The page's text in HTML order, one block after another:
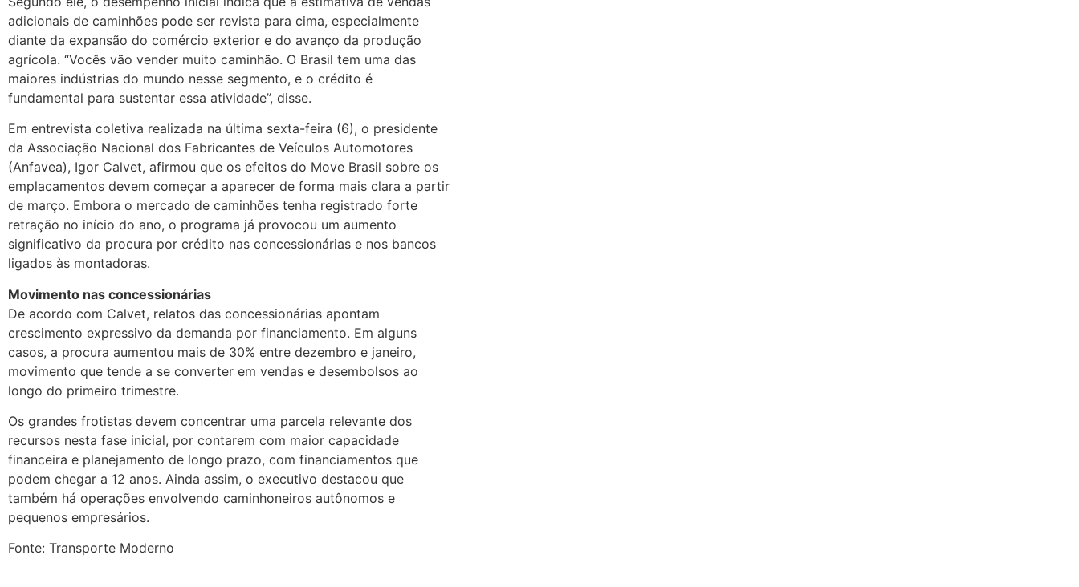
adicionais de caminhões pode ser revista para cima, especialmente
diante da expansão do comércio exterior e do avanço da produção
agrícola. “Vocês vão vender muito caminhão. O Brasil tem uma das
maiores indústrias do mundo nesse segmento, e o crédito é
fundamental para sustentar essa atividade”, disse.
Em entrevista coletiva realizada na última sexta-feira (6), o presidente
da Associação Nacional dos Fabricantes de Veículos Automotores
(Anfavea), Igor Calvet, afirmou que os efeitos do Move Brasil sobre os
emplacamentos devem começar a aparecer de forma mais clara a partir
de março. Embora o mercado de caminhões tenha registrado forte
retração no início do ano, o programa já provocou um aumento
significativo da procura por crédito nas concessionárias e nos bancos
ligados às montadoras.
Movimento nas concessionárias
De acordo com Calvet, relatos das concessionárias apontam
crescimento expressivo da demanda por financiamento. Em alguns
casos, a procura aumentou mais de 30% entre dezembro e janeiro,
movimento que tende a se converter em vendas e desembolsos ao
longo do primeiro trimestre.
Os grandes frotistas devem concentrar uma parcela relevante dos
recursos nesta fase inicial, por contarem com maior capacidade
financeira e planejamento de longo prazo, com financiamentos que
podem chegar a 12 anos. Ainda assim, o executivo destacou que
também há operações envolvendo caminhoneiros autônomos e
pequenos empresários.
Fonte: Transporte Moderno